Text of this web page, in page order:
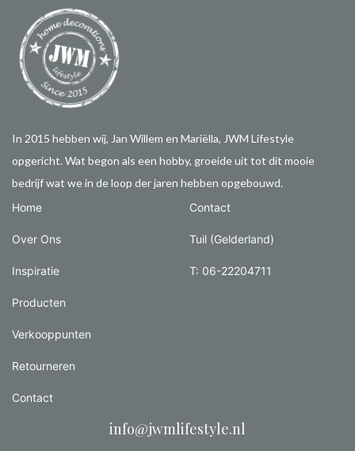
In 2015 hebben wij, Jan Willem en Mariëlla, JWM Lifestyle
opgericht. Wat begon als een hobby, groeide uit tot dit mooie
bedrijf wat we in de loop der jaren hebben opgebouwd.
Home
Over Ons
Inspiratie
Producten
Verkooppunten
Retourneren
Contact
Contact
Tuil (Gelderland)
T: 06-22204711
info@jwmlifestyle.nl